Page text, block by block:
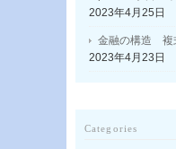
2023年4月25日
金融の構造 複
2023年4月23日
Categories